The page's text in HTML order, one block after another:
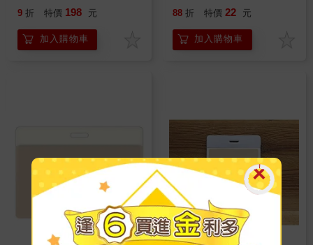
9 折 特價 198 元
加入購物車
88 折 特價 22 元
加入購物車